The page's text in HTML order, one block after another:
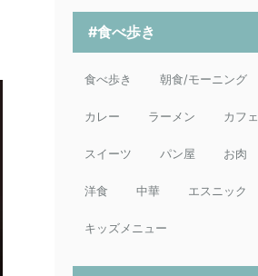
#食べ歩き
食べ歩き 朝食/モーニング
カレー ラーメン カフェ
スイーツ パン屋 お肉
洋食 中華 エスニック
キッズメニュー